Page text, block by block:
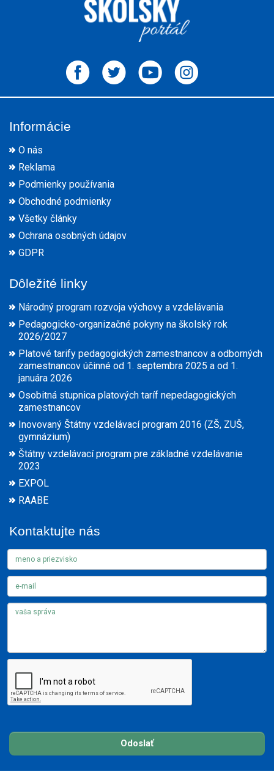
Informácie
O nás
Reklama
Podmienky používania
Obchodné podmienky
Všetky články
Ochrana osobných údajov
GDPR
Dôležité linky
Národný program rozvoja výchovy a vzdelávania
Pedagogicko-organizačné pokyny na školský rok
2026/2027
Platové tarify pedagogických zamestnancov a odborných
zamestnancov účinné od 1. septembra 2025 a od 1.
januára 2026
Osobitná stupnica platových taríf nepedagogických
zamestnancov
Inovovaný Štátny vzdelávací program 2016 (ZŠ, ZUŠ,
gymnázium)
Štátny vzdelávací program pre základné vzdelávanie
2023
EXPOL
RAABE
Kontaktujte nás
Odoslať